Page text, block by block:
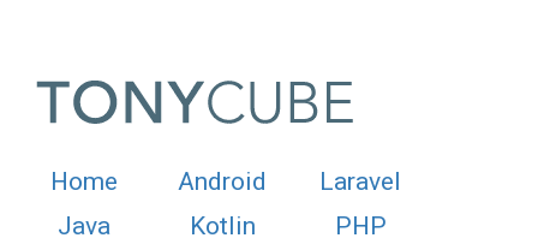
Home Android
Laravel
Java
Kotlin
PHP